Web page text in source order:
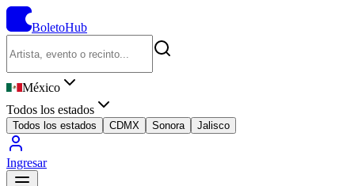
BoletoHub
México
Todos los estados
Todos los estados CDMX Sonora Jalisco
Ingresar